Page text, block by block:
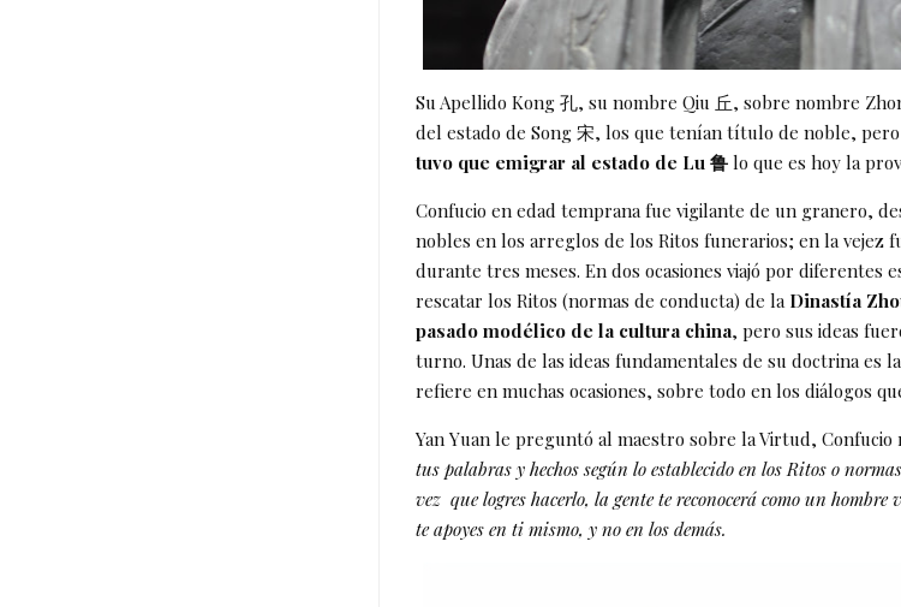
Su Apellido Kong 孔, su nombre Qiu 丘, sobre nombre
del estado de Song 宋, los que tenían título de noble, pero
tuvo que emigrar al estado de Lu 鲁 lo que es hoy la
Confucio en edad temprana fue vigilante de un granero,
nobles en los arreglos de los Ritos funerarios; en la vejez
durante tres meses. En dos ocasiones viajó por diferentes
rescatar los Ritos (normas de conducta) de la Dinastía
pasado modélico de la cultura china, pero sus ideas
turno. Unas de las ideas fundamentales de su doctrina es
refiere en muchas ocasiones, sobre todo en los diálogos
Yan Yuan le preguntó al maestro sobre la Virtud, Confucio
tus palabras y hechos según lo establecido en los Ritos o
vez que logres hacerlo, la gente te reconocerá como un
te apoyes en ti mismo, y no en los demás.